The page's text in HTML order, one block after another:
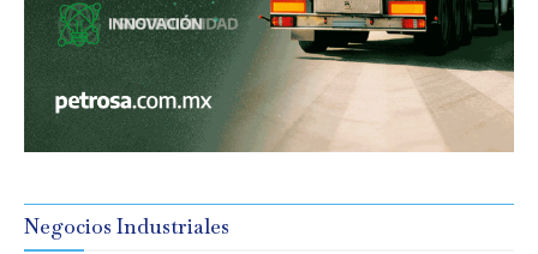
Negocios Industriales